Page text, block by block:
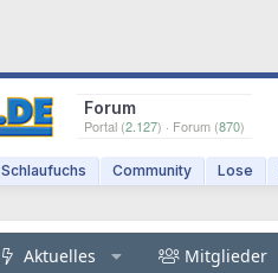
Forum
Portal (2.127) · Forum (870)
Schlaufuchs Community Lose
Aktuelles Mitglieder